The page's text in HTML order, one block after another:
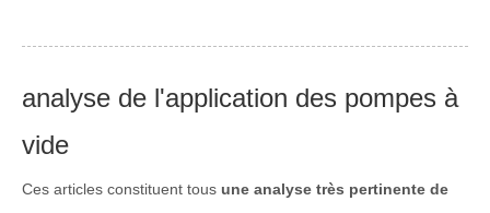
analyse de l'application des pompes à
vide
Ces articles constituent tous une analyse très pertinente de